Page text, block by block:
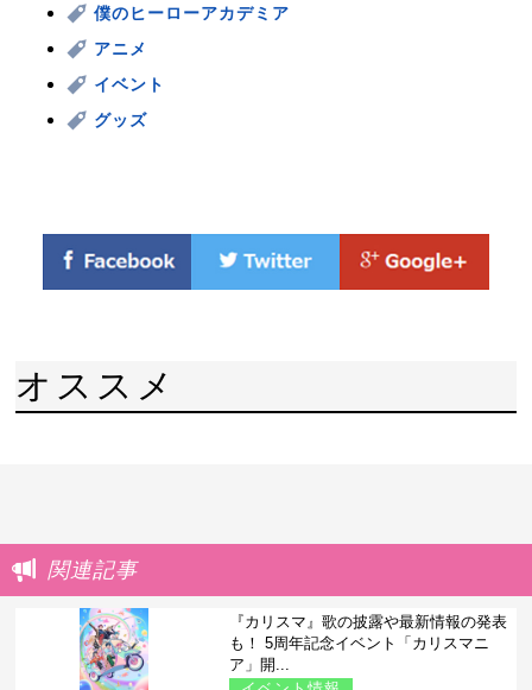
僕のヒーローアカデミア
アニメ
イベント
グッズ
オススメ
関連記事
『カリスマ』歌の披露や最新情報の発表
も！ 5周年記念イベント「カリスマニ
ア」開...